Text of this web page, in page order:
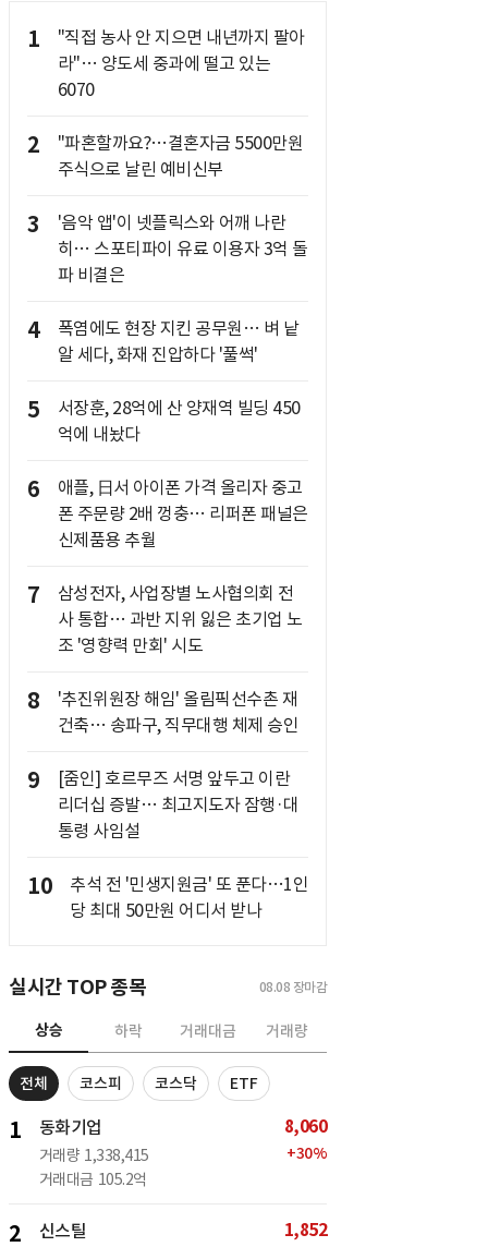
1
"직접 농사 안 지으면 내년까지 팔아
라"… 양도세 중과에 떨고 있는
6070
2
"파혼할까요?…결혼자금 5500만원
주식으로 날린 예비신부
3
'음악 앱'이 넷플릭스와 어깨 나란
히… 스포티파이 유료 이용자 3억 돌
파 비결은
4
폭염에도 현장 지킨 공무원… 벼 낱
알 세다, 화재 진압하다 '풀썩'
5
서장훈, 28억에 산 양재역 빌딩 450
억에 내놨다
6
애플, 日서 아이폰 가격 올리자 중고
폰 주문량 2배 껑충… 리퍼폰 패널은
신제품용 추월
7
삼성전자, 사업장별 노사협의회 전
사 통합… 과반 지위 잃은 초기업 노
조 '영향력 만회' 시도
8
'추진위원장 해임' 올림픽선수촌 재
건축… 송파구, 직무대행 체제 승인
9
[줌인] 호르무즈 서명 앞두고 이란
리더십 증발… 최고지도자 잠행·대
통령 사임설
10
추석 전 '민생지원금' 또 푼다…1인
당 최대 50만원 어디서 받나
실시간 TOP 종목 08.08 장마감
상승 하락 거래대금 거래량
전체 코스피 코스닥 ETF
1 동화기업
거래량 1,338,415
거래대금 105.2억
8,060
+30%
2 신스틸 1,852